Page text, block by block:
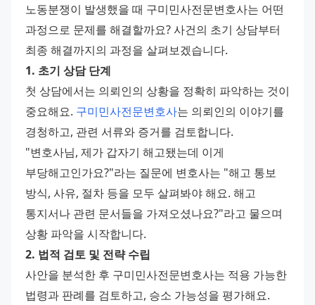
노동분쟁이 발생했을 때 구미민사전문변호사는 어떤
과정으로 문제를 해결할까요? 사건의 초기 상담부터
최종 해결까지의 과정을 살펴보겠습니다.
1. 초기 상담 단계
첫 상담에서는 의뢰인의 상황을 정확히 파악하는 것이
중요해요. 구미민사전문변호사는 의뢰인의 이야기를
경청하고, 관련 서류와 증거를 검토합니다.
"변호사님, 제가 갑자기 해고됐는데 이게
부당해고인가요?"라는 질문에 변호사는 "해고 통보
방식, 사유, 절차 등을 모두 살펴봐야 해요. 해고
통지서나 관련 문서들을 가져오셨나요?"라고 물으며
상황 파악을 시작합니다.
2. 법적 검토 및 전략 수립
사안을 분석한 후 구미민사전문변호사는 적용 가능한
법령과 판례를 검토하고, 승소 가능성을 평가해요.